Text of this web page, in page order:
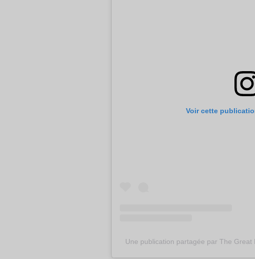
Voir cette
Une publication partagée par The